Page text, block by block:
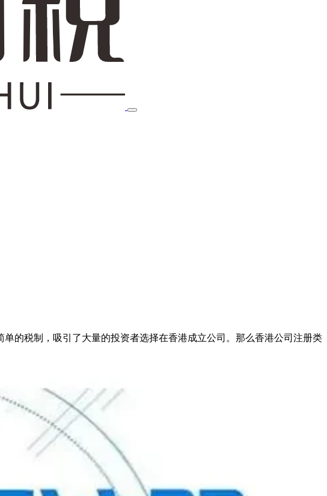
的税制，吸引了大量的投资者选择在香港成立公司。那么香港公司注册类